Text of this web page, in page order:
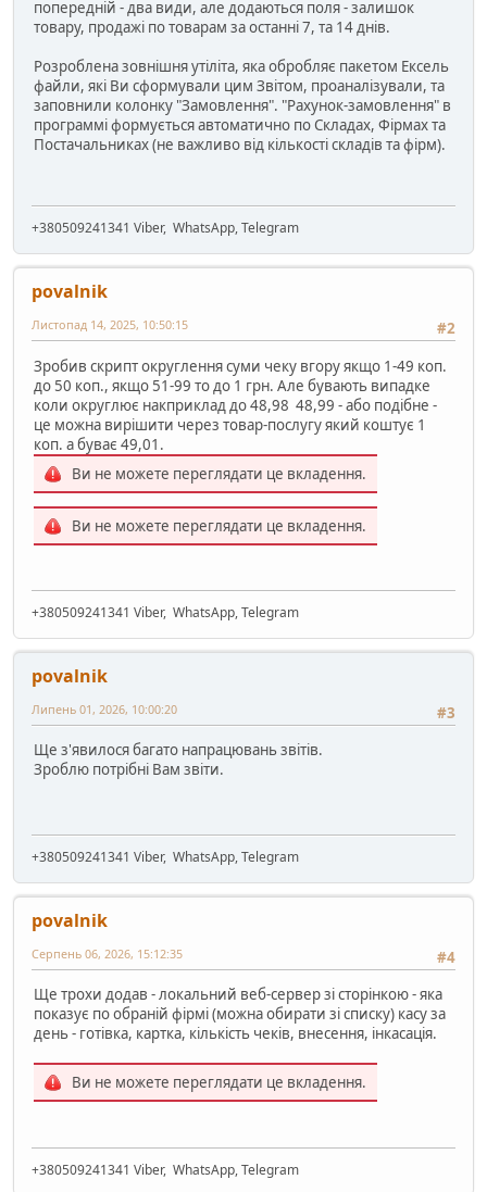
попередній - два види, але додаються поля - залишок
товару, продажі по товарам за останні 7, та 14 днів.
Розроблена зовнішня утіліта, яка обробляє пакетом Ексель
файли, які Ви сформували цим Звітом, проаналізували, та
заповнили колонку "Замовлення". "Рахунок-замовлення" в
программі формується автоматично по Складах, Фірмах та
Постачальниках (не важливо від кількості складів та фірм).
+380509241341 Viber, WhatsApp, Telegram
povalnik
#2
Листопад 14, 2025, 10:50:15
Зробив скрипт округлення суми чеку вгору якщо 1-49 коп.
до 50 коп., якщо 51-99 то до 1 грн. Але бувають випадке
коли округлює накприклад до 48,98 48,99 - або подібне -
це можна вирішити через товар-послугу який коштує 1
коп. а буває 49,01.
Ви не можете переглядати це вкладення.
Ви не можете переглядати це вкладення.
+380509241341 Viber, WhatsApp, Telegram
povalnik
#3
Липень 01, 2026, 10:00:20
Ще з'явилося багато напрацювань звітів.
Зроблю потрібні Вам звіти.
+380509241341 Viber, WhatsApp, Telegram
povalnik
#4
Серпень 06, 2026, 15:12:35
Ще трохи додав - локальний веб-сервер зі сторінкою - яка
показує по обраній фірмі (можна обирати зі списку) касу за
день - готівка, картка, кількість чеків, внесення, інкасація.
Ви не можете переглядати це вкладення.
+380509241341 Viber, WhatsApp, Telegram